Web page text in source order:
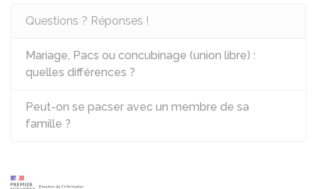
Questions ? Réponses !
Mariage, Pacs ou concubinage (union libre) :
quelles différences ?
Peut-on se pacser avec un membre de sa
famille ?